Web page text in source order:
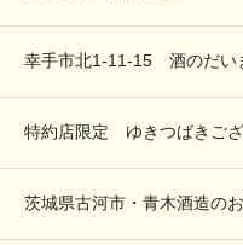
幸手市北1-11-15 酒のだい
特約店限定 ゆきつばきご
茨城県古河市・青木酒造の